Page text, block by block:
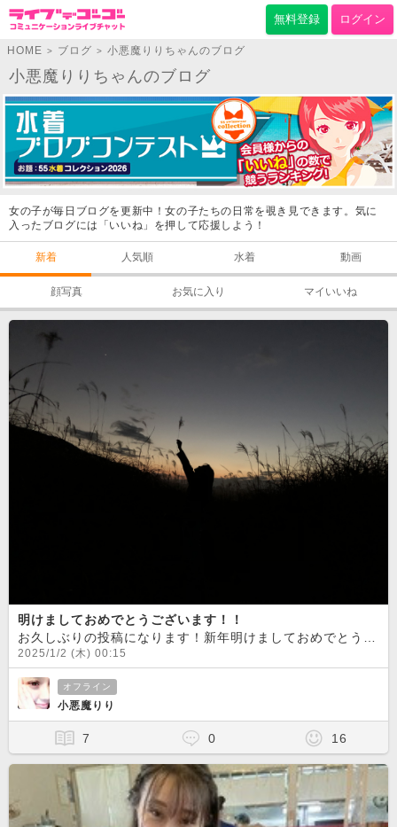
無料登録 ログイン
HOME > ブログ > 小悪魔りりちゃんのブログ
小悪魔りりちゃんのブログ
女の子が毎日ブログを更新中！女の子たちの日常を覗き見できます。気に
入ったブログには「いいね」を押して応援しよう！
新着 人気順 水着 動画
顔写真 お気に入り マイいいね
明けましておめでとうございます！！
2025/1/2 (木) 00:15
オフライン
小悪魔りり
7 0 16